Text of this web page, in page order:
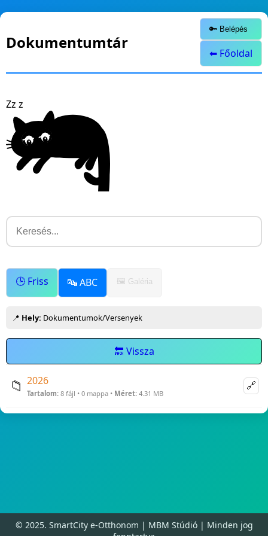
Dokumentumtár
🔑 Belépés
⬅ Főoldal
Zz z
🕒 Friss 🔤 ABC 🖼️ Galéria
📍 Hely: Dokumentumok/Versenyek
🔙 Vissza
📁 2026
Tartalom: 8 fájl • 0 mappa • Méret: 4.31 MB
🔗
© 2025. SmartCity e-Otthonom | MBM Stúdió | Minden jog